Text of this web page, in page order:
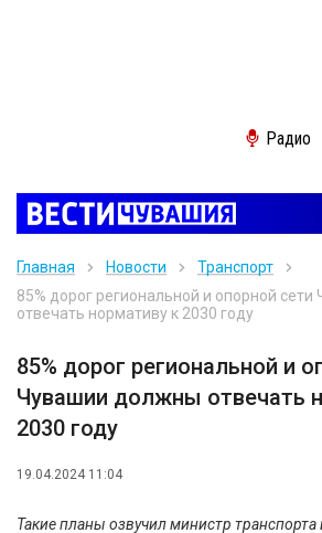
Радио
Главная Новости
Транспорт
85% дорог региональной и опорной
отвечать нормативу к 2030 году
85% дорог региональной и
Чувашии должны отвечать
2030 году
19.04.2024 11:04
Такие планы озвучил министр